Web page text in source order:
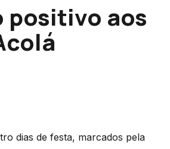
positivo aos
dias de festa, marcados pela